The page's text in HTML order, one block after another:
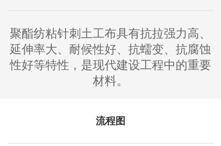
聚酯纺粘针刺土工布具有抗拉强力高、
延伸率大、耐候性好、抗蠕变、抗腐蚀
性好等特性，是现代建设工程中的重要
材料。
流程图